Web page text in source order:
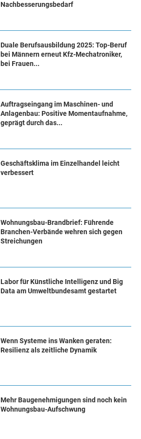
Nachbesserungsbedarf
Duale Berufsausbildung 2025: Top-Beruf
bei Männern erneut Kfz-Mechatroniker,
bei Frauen...
Auftragseingang im Maschinen- und
Anlagenbau: Positive Momentaufnahme,
geprägt durch das...
Geschäftsklima im Einzelhandel leicht
verbessert
Wohnungsbau-Brandbrief: Führende
Branchen-Verbände wehren sich gegen
Streichungen
Labor für Künstliche Intelligenz und Big
Data am Umweltbundesamt gestartet
Wenn Systeme ins Wanken geraten:
Resilienz als zeitliche Dynamik
Mehr Baugenehmigungen sind noch kein
Wohnungsbau-Aufschwung